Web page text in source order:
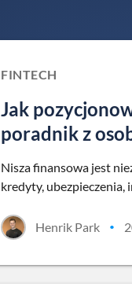
FINTECH
Jak
poradnik z
Nisza finansowa jest
kredyty, ubezpieczenia,
Henrik Park •